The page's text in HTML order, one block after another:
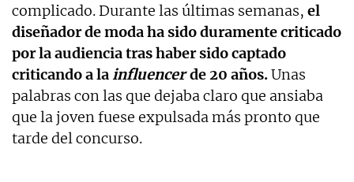
complicado. Durante las últimas semanas, el
diseñador de moda ha sido duramente criticado
por la audiencia tras haber sido captado
criticando a lainfluencerde 20 años.Unas
palabras con las que dejaba claro que ansiaba
que la joven fuese expulsada más pronto que
tarde del concurso.